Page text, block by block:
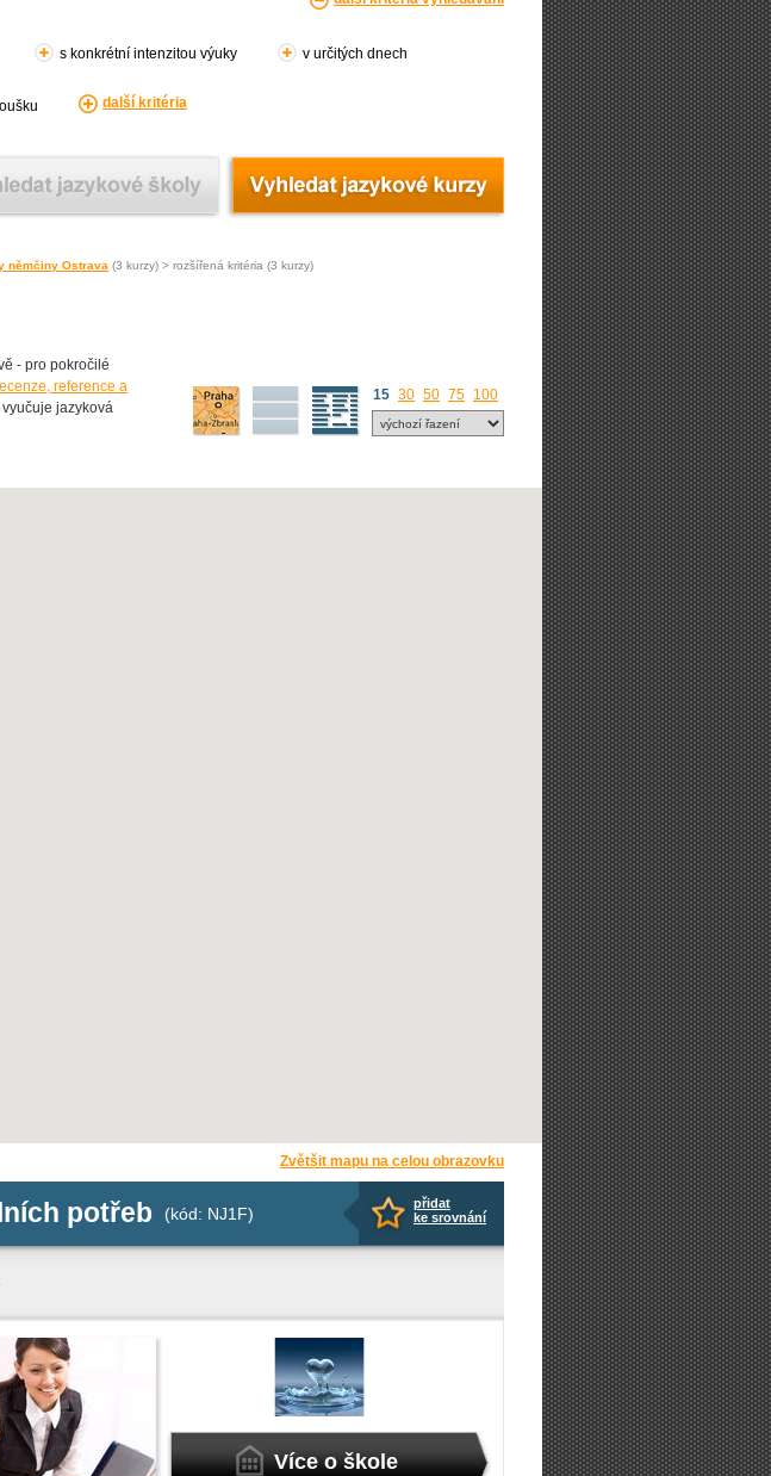
s konkrétní intenzitou výuky v určitých dnech
další kritéria
němčiny Ostrava (3 kurzy) > rozšířená kritéria (3 kurzy)
- pro pokročilé
reference a
jazyková
15 30 50 75 100
Zvětšit mapu na celou obrazovku
přidat
ke srovnání
potřeb (kód: NJ1F)
Více o škole